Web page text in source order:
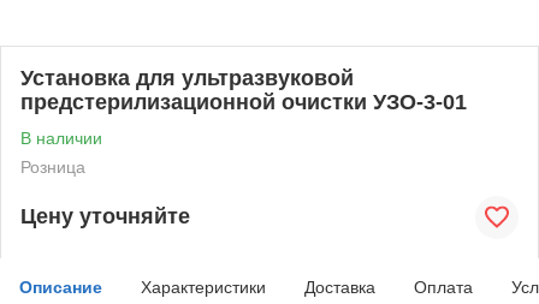
Установка для ультразвуковой
предстерилизационной очистки УЗО-3-01
В наличии
Розница
Цену уточняйте
Описание Характеристики Доставка Оплата